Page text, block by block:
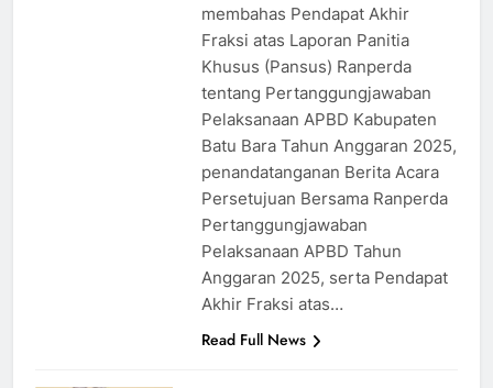
membahas Pendapat Akhir
Fraksi atas Laporan Panitia
Khusus (Pansus) Ranperda
tentang Pertanggungjawaban
Pelaksanaan APBD Kabupaten
Batu Bara Tahun Anggaran 2025,
penandatanganan Berita Acara
Persetujuan Bersama Ranperda
Pertanggungjawaban
Pelaksanaan APBD Tahun
Anggaran 2025, serta Pendapat
Akhir Fraksi atas…
Read Full News